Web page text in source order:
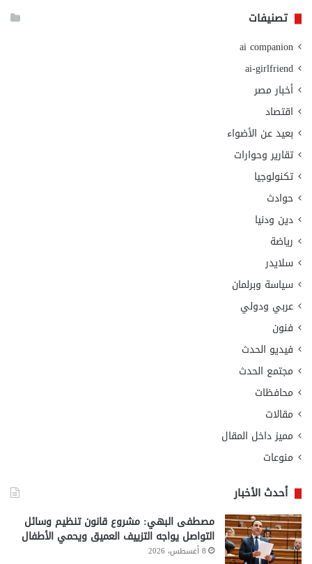
تصنيفات
ai companion
ai-girlfriend
أخبار مصر
اقتصاد
بعيد عن الأضواء
تقارير وحوارات
تكنولوجيا
حوادث
دين ودنيا
رياضة
سلايدر
سياسة وبرلمان
عربي ودولي
فنون
فيديو الحدث
مجتمع الحدث
محافظات
مقالات
مميز داخل المقال
منوعات
أحدث الأخبار
مصطفى البهي: مشروع قانون تنظيم وسائل
التواصل يواجه التزييف العميق ويحمي الأطفال
8 أغسطس، 2026